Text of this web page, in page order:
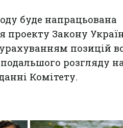
буде напрацьована
проекту Закону
позицій
розгляду
Комітету.